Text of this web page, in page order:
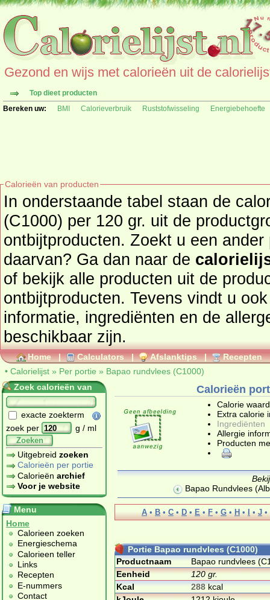
Gezond en wijs met calorieën uit de
Top dieet producten
Bereken uw:
BMI Calorieverbruik Ruststofwisseling Energiebehoefte
Calorieën van producten
In onderstaande tabel staan de
(C1000) per 120 gr. uit de
ontbijtproducten. Zoekt u een ander product en de calorieën
daarvan? Ga dan naar de
of bekijk alle producten uit de
ontbijtproducten. Tevens vindt u ook de uitgebreide calorie
informatie, ingrediënten en de
beschikbaar zijn.
Home | Calculators | Afslanktips | Recepten
• Calorielijst » Per portie » Bapao rundvlees (C1000)
Zoek calorieën van
exacte zoekterm
zoek per
g / ml
Zoeken
Uitgebreid zoeken
Calorieën per portie
Calorieën archief
Voor je website
Menu
Home
Calorieen zoeken
Energieschema
Calorieen teller
Links
Recepten
E-nummers
Contact
Calorieën
Calorie
Extra calorie
Ingrediënten
Allergie
Producten
Bapao Rundvlees
A • B • C • D • E • F • G • H • I • J •
Portie Bapao rundvlees (C1000)
Productnaam
Bapao rundvlees
Eenheid
120 gr.
Kcal
288 kcal